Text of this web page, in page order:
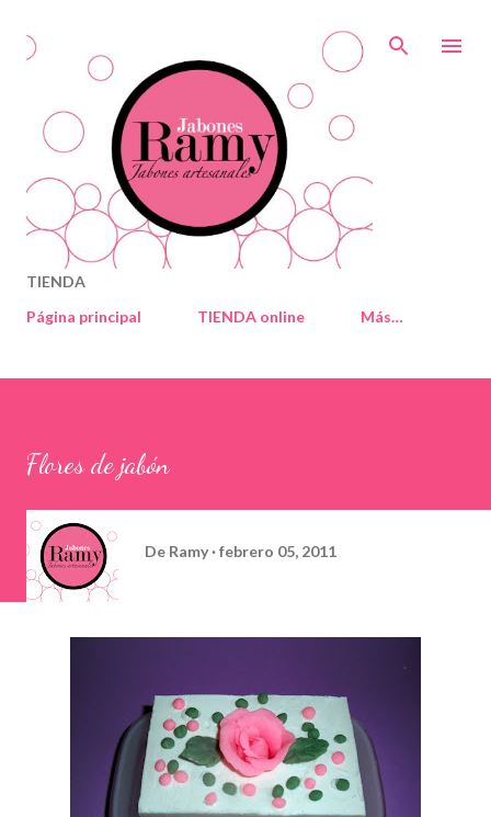
TIENDA
Página principal
TIENDA online Más…
Flores de jabón
De Ramy febrero 05, 2011